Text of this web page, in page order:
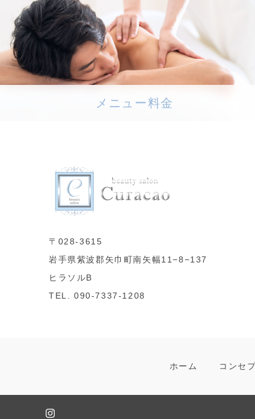
（Cookie（クッ
当店は、お客様により
人を特定できる情報の
※Cookie（クッキー）
ータのハードディスク
メニュー料金
〒028-3615
岩手県紫波郡矢巾町南矢幅11−8−137
ヒラソルB
TEL. 090-7337-1208
ホーム コンセ